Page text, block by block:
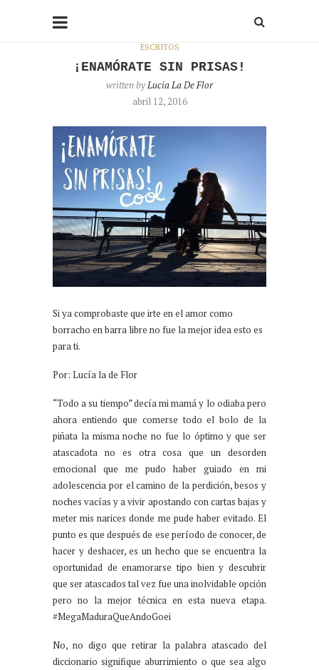
ESCRITOS
¡ENAMÓRATE SIN PRISAS!
written byLucia La De Flor
abril 12, 2016
Si ya comprobaste que irte en el amor como
borracho en barra libre no fue la mejor idea esto es
para ti.
Por: Lucía la de Flor
“Todo a su tiempo” decía mi mamá y lo odiaba pero
ahora entiendo que comerse todo el bolo de la
piñata la misma noche no fue lo óptimo y que ser
atascadota no es otra cosa que un desorden
emocional que me pudo haber guiado en mi
adolescencia por el camino de la perdición, besos y
noches vacías y a vivir apostando con cartas bajas y
meter mis narices donde me pude haber evitado. El
punto es que después de ese período de conocer, de
hacer y deshacer, es un hecho que se encuentra la
oportunidad de enamorarse tipo bien y descubrir
que ser atascados tal vez fue una inolvidable opción
pero no la mejor técnica en esta nueva etapa.
#MegaMaduraQueAndoGoei
No, no digo que retirar la palabra atascado del
diccionario signifique aburrimiento o que sea algo